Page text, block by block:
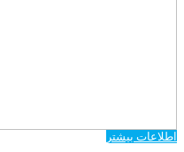
اطلاعات بیشتر